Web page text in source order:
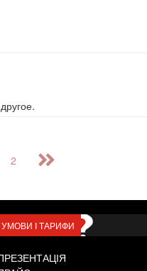
2
УМОВИ І ТАРИФИ